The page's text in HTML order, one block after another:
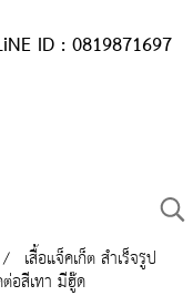
ID : 0819871697
เสื้อแจ็คเก็ต สำเร็จรูป
อสีเทา มีฮู๊ด